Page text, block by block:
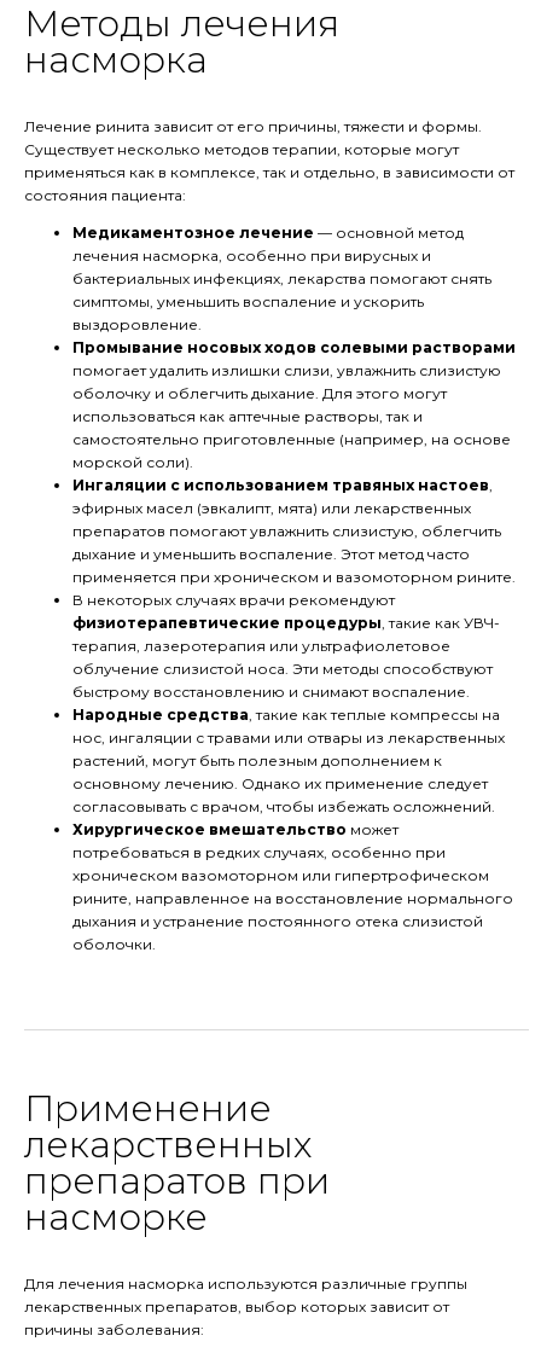
Методы лечения
насморка
Лечение ринита зависит от его причины, тяжести и формы.
Существует несколько методов терапии, которые могут
применяться как в комплексе, так и отдельно, в зависимости от
состояния пациента:
Медикаментозное лечение — основной метод
лечения насморка, особенно при вирусных и
бактериальных инфекциях, лекарства помогают снять
симптомы, уменьшить воспаление и ускорить
выздоровление.
Промывание носовых ходов солевыми растворами
помогает удалить излишки слизи, увлажнить слизистую
оболочку и облегчить дыхание. Для этого могут
использоваться как аптечные растворы, так и
самостоятельно приготовленные (например, на основе
морской соли).
Ингаляции с использованием травяных настоев,
эфирных масел (эвкалипт, мята) или лекарственных
препаратов помогают увлажнить слизистую, облегчить
дыхание и уменьшить воспаление. Этот метод часто
применяется при хроническом и вазомоторном рините.
В некоторых случаях врачи рекомендуют
физиотерапевтические процедуры, такие как УВЧ-
терапия, лазеротерапия или ультрафиолетовое
облучение слизистой носа. Эти методы способствуют
быстрому восстановлению и снимают воспаление.
Народные средства, такие как теплые компрессы на
нос, ингаляции с травами или отвары из лекарственных
растений, могут быть полезным дополнением к
основному лечению. Однако их применение следует
согласовывать с врачом, чтобы избежать осложнений.
Хирургическое вмешательство может
потребоваться в редких случаях, особенно при
хроническом вазомоторном или гипертрофическом
рините, направленное на восстановление нормального
дыхания и устранение постоянного отека слизистой
оболочки.
Применение
лекарственных
препаратов при
насморке
Для лечения насморка используются различные группы
лекарственных препаратов, выбор которых зависит от
причины заболевания: